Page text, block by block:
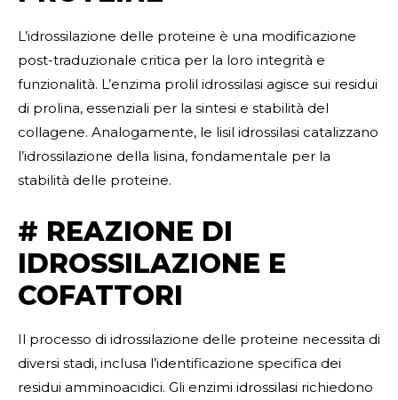
L’idrossilazione delle proteine è una modificazione
post-traduzionale critica per la loro integrità e
funzionalità. L’enzima prolil idrossilasi agisce sui residui
di prolina, essenziali per la sintesi e stabilità del
collagene. Analogamente, le lisil idrossilasi catalizzano
l’idrossilazione della lisina, fondamentale per la
stabilità delle proteine.
# REAZIONE DI
IDROSSILAZIONE E
COFATTORI
Il processo di idrossilazione delle proteine necessita di
diversi stadi, inclusa l’identificazione specifica dei
residui amminoacidici. Gli enzimi idrossilasi richiedono